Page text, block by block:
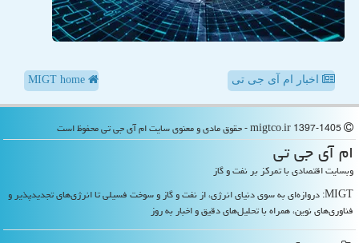
اخبار ام آی جی تی
ام آی جی تی
وبسایت اقتصادی با تمرکز بر نفت و گاز
MIGT: دروازه‌ای به سوی دنیای انرژی، از نفت و گاز و سوخت فسیلی تا انرژی‌های تجدیدپذیر و
فناوری‌های نوین، همراه با تحلیل‌های دقیق و اخبار به روز